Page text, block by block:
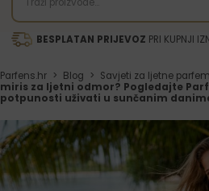
BESPLATAN PRIJEVOZ PRI KUPNJI
Parfens.hr > Blog > Savjeti za ljetne
miris za ljetni odmor? Pogledajte
potpunosti uživati u sunčanim